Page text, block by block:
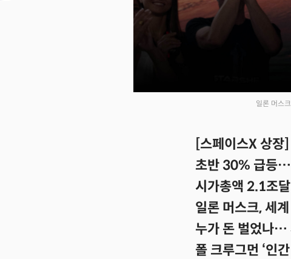
일론 머스
[스페이스X 상장
초반 30% 급등
시가총액 2.1조
일론 머스크, 세
누가 돈 벌었나…
폴 크루그먼 ‘인